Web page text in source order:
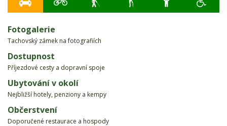
Fotogalerie
Tachovský zámek na fotografiích
Dostupnost
Příjezdové cesty a dopravní spoje
Ubytování v okolí
Nejbližší hotely, penziony a kempy
Občerstvení
Doporučené restaurace a hospody